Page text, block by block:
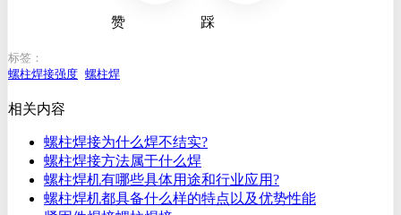
赞 踩
标签：
螺柱焊接强度 螺柱焊
相关内容
螺柱焊接为什么焊不结实?
螺柱焊接方法属于什么焊
螺柱焊机有哪些具体用途和行业应用?
螺柱焊机都具备什么样的特点以及优势性能